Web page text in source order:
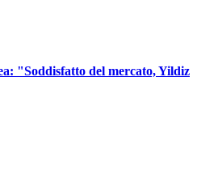
"Soddisfatto del mercato, Yildiz